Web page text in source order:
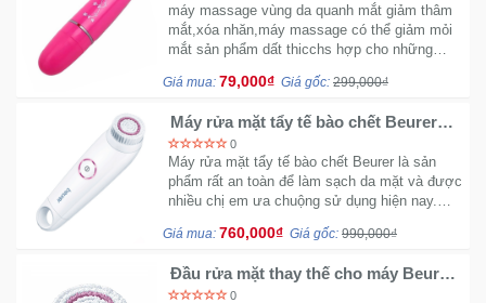
Phòng
máy massage vùng da quanh mắt giảm thâm
mắt,xóa nhăn,máy massage có thể giảm mỏi
mắt sản phẩm dất thicchs hợp cho những
Giá mua: 79,000₫ Giá gốc: 299,000₫
Máy rửa mặt tẩy tế bào chết Beurer
FC45 chính hãng
0
Máy rửa mặt tẩy tế bào chết Beurer là sản
phẩm rất an toàn để làm sạch da mặt và được
nhiều chị em ưa chuộng sử dụng hiện nay.
tín trong tầm giá.
Giá mua: 760,000₫ Giá gốc: 990,000₫
Đầu rửa mặt thay thế cho máy Beurer
FC45 chính hãng
0